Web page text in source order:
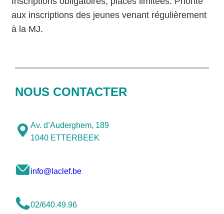
aux inscriptions des jeunes venant régulièrement
à la MJ.
NOUS CONTACTER
Av. d’Auderghem, 189
1040 ETTERBEEK
info@laclef.be
02/640.49.96